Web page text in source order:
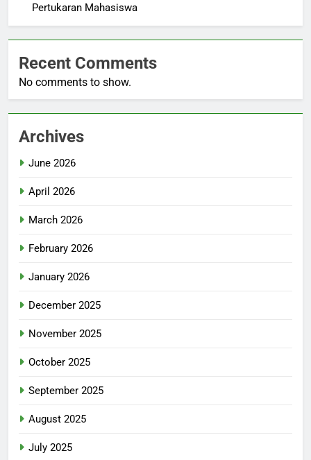
Pertukaran Mahasiswa
Recent Comments
No comments to show.
Archives
June 2026
April 2026
March 2026
February 2026
January 2026
December 2025
November 2025
October 2025
September 2025
August 2025
July 2025